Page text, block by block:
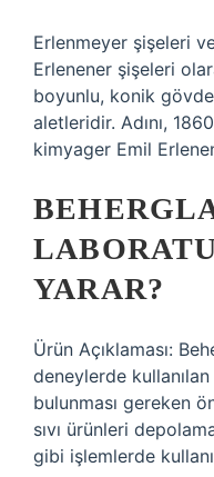
Erlenmeyer şişeleri
Erlenener şişeleri
boyunlu, konik
aletleridir. Adını,
kimyager Emil
YARAR?
Ürün Açıklaması:
deneylerde
bulunması gereken
sıvı ürünleri
gibi işlemlerde